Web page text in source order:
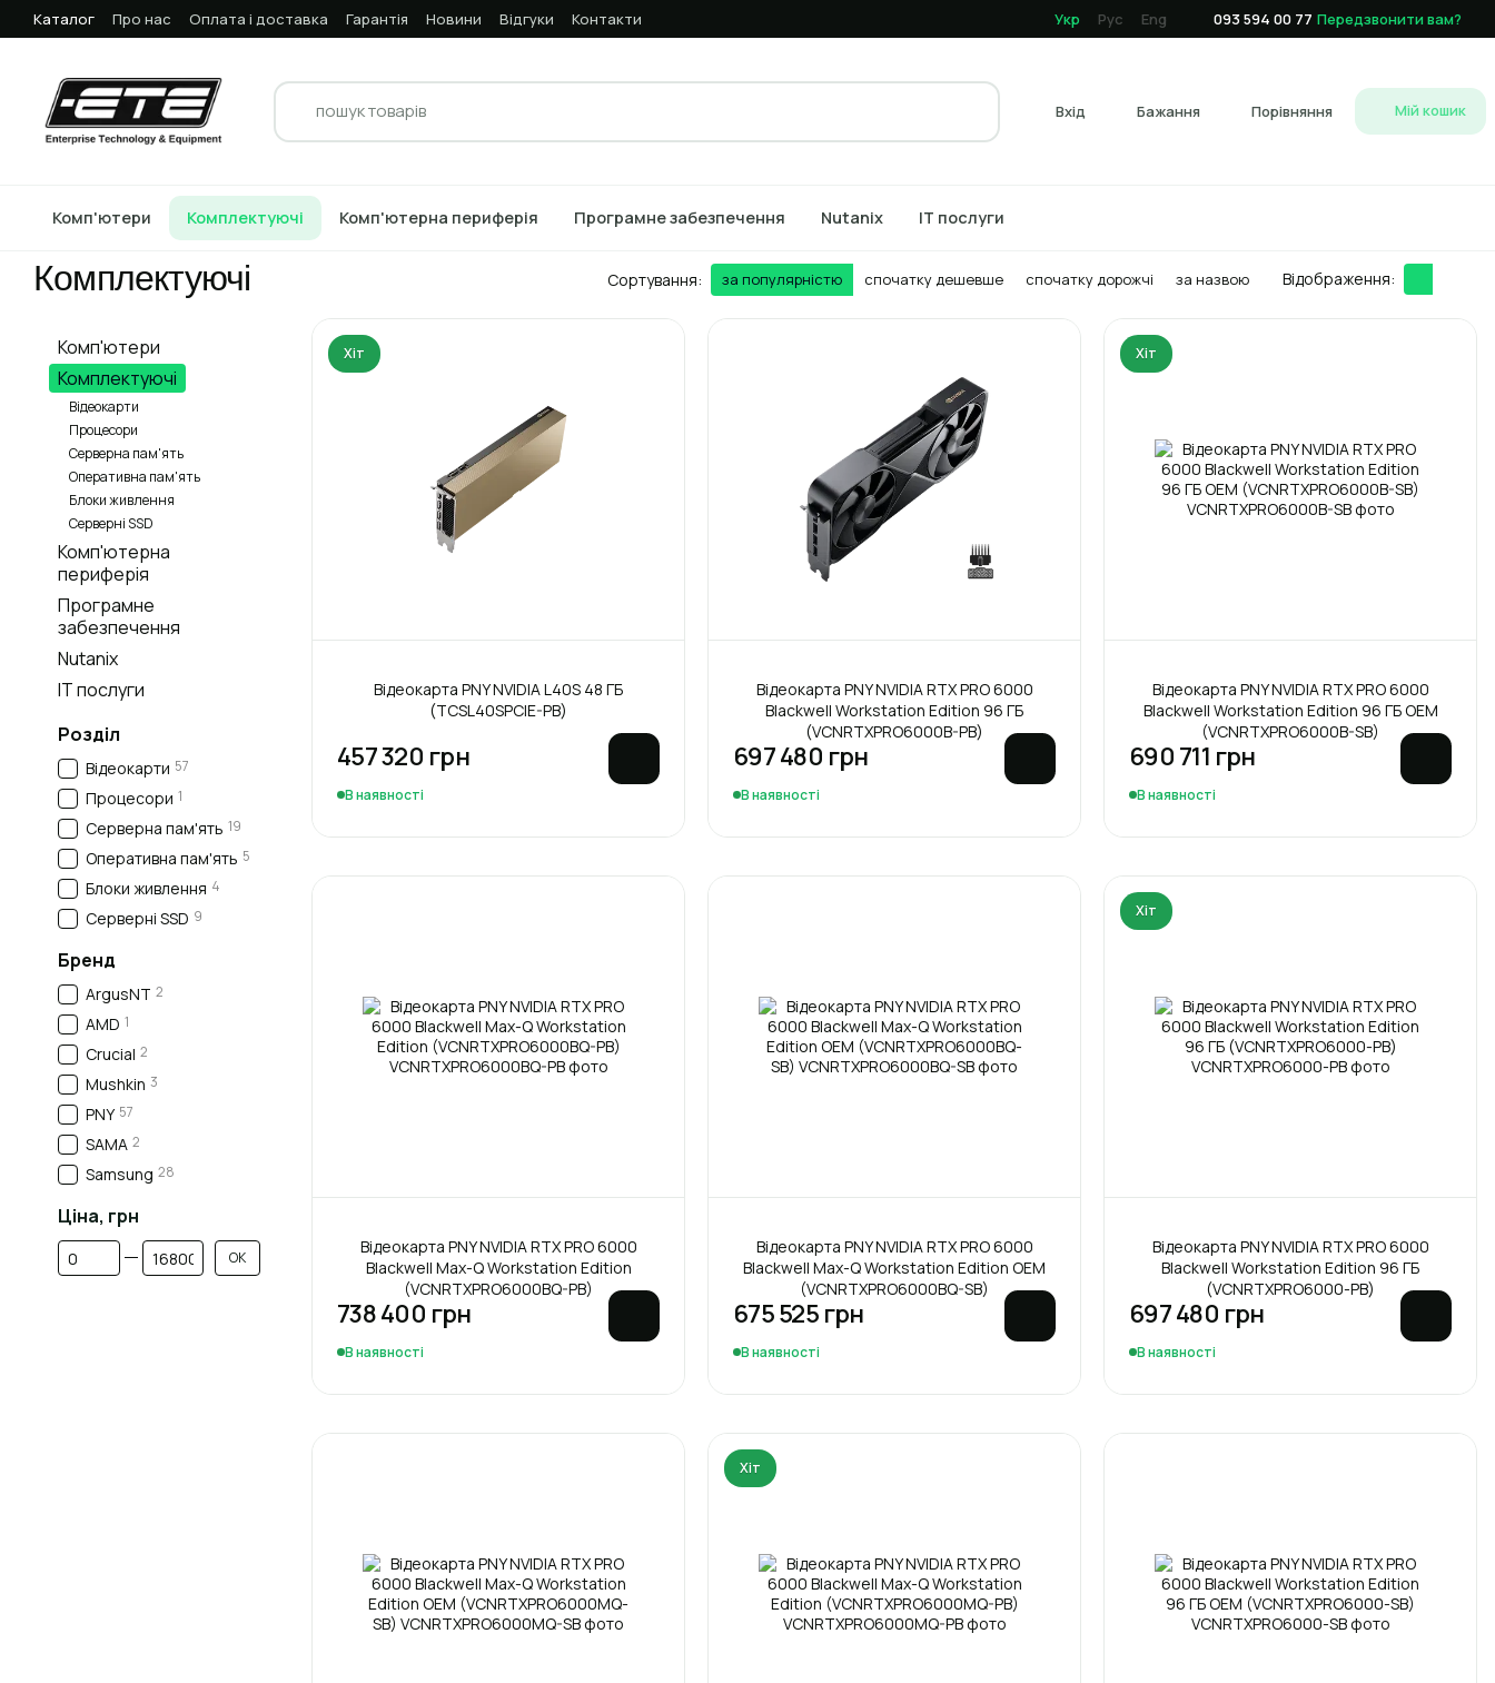
Перейти до основного контенту
Каталог Про нас Оплата і доставка Гарантія Новини Відгуки Контакти Укр Рус Eng 093 594 00 77 Передзвонити вам?
Вхід Бажання Порівняння Мій кошик
Комп'ютери Комплектуючі Комп'ютерна периферія Програмне забезпечення Nutanix IT послуги
Комплектуючі
Комплектуючі Сортування: за популярністю спочатку дешевше спочатку дорожчі за назвою Відображення:
Хіт
Відеокарта PNY NVIDIA L40S 48 ГБ
(TCSL40SPCIE-PB)
457 320 грн
В наявності
Відеокарта PNY NVIDIA RTX PRO 6000
Blackwell Workstation Edition 96 ГБ
(VCNRTXPRO6000B-PB)
697 480 грн
В наявності
Хіт
Відеокарта PNY NVIDIA RTX PRO 6000
Blackwell Workstation Edition 96 ГБ OEM
(VCNRTXPRO6000B-SB)
690 711 грн
В наявності
Відеокарта PNY NVIDIA RTX PRO 6000
Blackwell Max-Q Workstation Edition
(VCNRTXPRO6000BQ-PB)
738 400 грн
В наявності
Відеокарта PNY NVIDIA RTX PRO 6000
Blackwell Max-Q Workstation Edition OEM
(VCNRTXPRO6000BQ-SB)
675 525 грн
В наявності
Хіт
Відеокарта PNY NVIDIA RTX PRO 6000
Blackwell Workstation Edition 96 ГБ
(VCNRTXPRO6000-PB)
697 480 грн
В наявності
Хіт
Комп'ютери
Комплектуючі
Відеокарти
Процесори
Серверна пам'ять
Оперативна пам'ять
Блоки живлення
Серверні SSD
Комп'ютерна
периферія
Програмне
забезпечення
Nutanix
IT послуги
Розділ
Відеокарти 57
Процесори 1
Серверна пам'ять 19
Оперативна пам'ять 5
Блоки живлення 4
Серверні SSD 9
Бренд
ArgusNT 2
AMD 1
Crucial 2
Mushkin 3
PNY 57
SAMA 2
Samsung 28
Ціна, грн
Від Ціна, грн
До Ціна, грн ОК